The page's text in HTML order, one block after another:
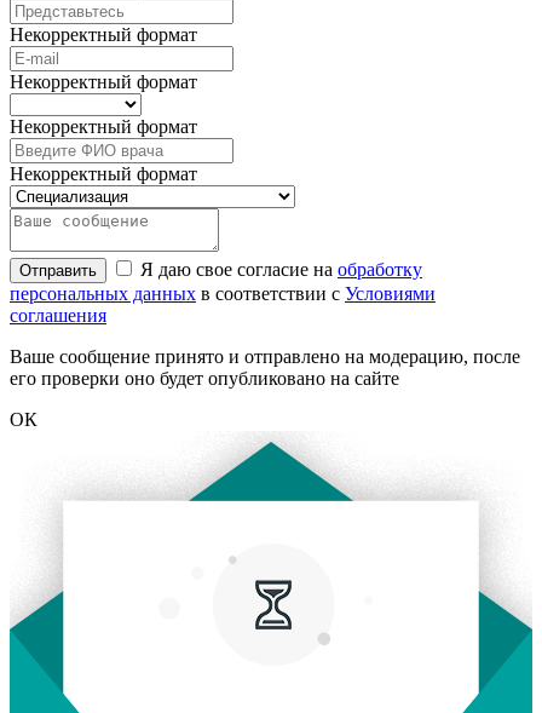
Некорректный формат
Некорректный формат
Некорректный формат
Некорректный формат
Отправить Я даю свое согласие на обработку
персональных данных в соответствии с Условиями
соглашения
Ваше сообщение принято и отправлено на модерацию, после
его проверки оно будет опубликовано на сайте
ОК